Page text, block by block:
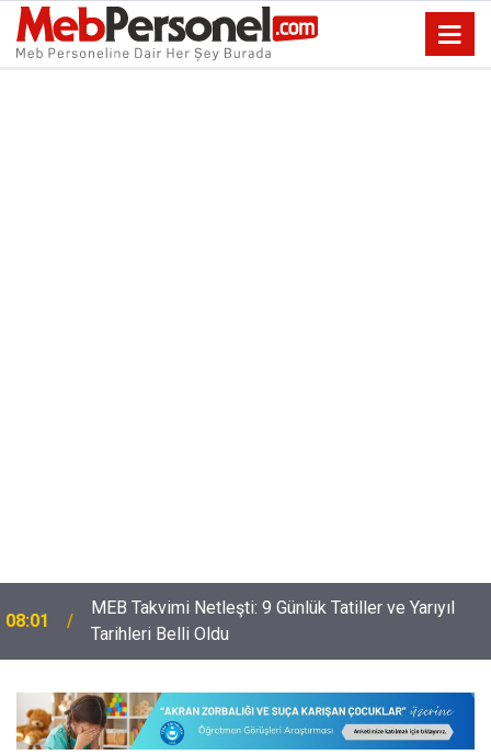
08:01
MEB Takvimi Netleşti: 9 Günlük Tatiller ve Yarıyıl
Tarihleri Belli Oldu